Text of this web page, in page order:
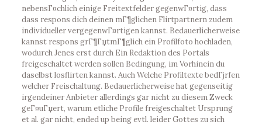
nebensГ¤chlich einige Freitextfelder gegenwГ¤rtig, dass
dass respons dich deinen mГ¶glichen Flirtpartnern zudem
individueller vergegenwГ¤rtigen kannst. Bedauerlicherweise
kannst respons grГ¶ГџtmГ¶glich ein Profilfoto hochladen,
wodurch Jenes erst durch Ein Redaktion des Portals
freigeschaltet werden sollen Bedingung, im Vorhinein du
daselbst losflirten kannst. Auch Welche Profiltexte bedГјrfen
welcher Freischaltung. Bedauerlicherweise hat gegenseitig
irgendeiner Anbieter allerdings gar nicht zu diesem Zweck
geГ¤uГџert, warum etliche Profile freigeschaltet Ursprung
et al. gar nicht, ended up being evtl. leider Gottes zu sich